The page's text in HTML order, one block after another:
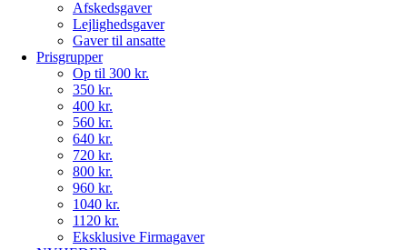
Afskedsgaver
Lejlighedsgaver
Gaver til ansatte
Prisgrupper
Op til 300 kr.
350 kr.
400 kr.
560 kr.
640 kr.
720 kr.
800 kr.
960 kr.
1040 kr.
1120 kr.
Eksklusive Firmagaver